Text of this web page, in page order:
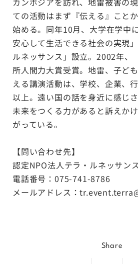
ての活動はまず『伝える』こと
始める。同年10月、大学在学中
安心して生活できる社会の実現
ルネッサンス」設立。2002年、
所人間力大賞受賞。地雷、子ど
える講演活動は、学校、企業、
以上。遠い国の話を身近に感じ
未来をつくる力があると訴えか
がっている。
【問い合わせ先】
認定NPO法人テラ・ルネッサ
電話番号： 075-741-8786
メールアドレス：
Share